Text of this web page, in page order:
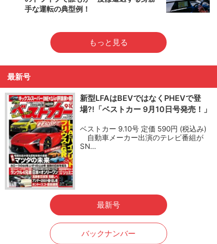
手な運転の典型例！
もっと見る
最新号
新型LFAはBEVではなくPHEVで登
場?!「ベストカー 9月10日号発売！」
ベストカー 9.10号 定価 590円 (税込み)
自動車メーカー出演のテレビ番組が
SN…
最新号
バックナンバー